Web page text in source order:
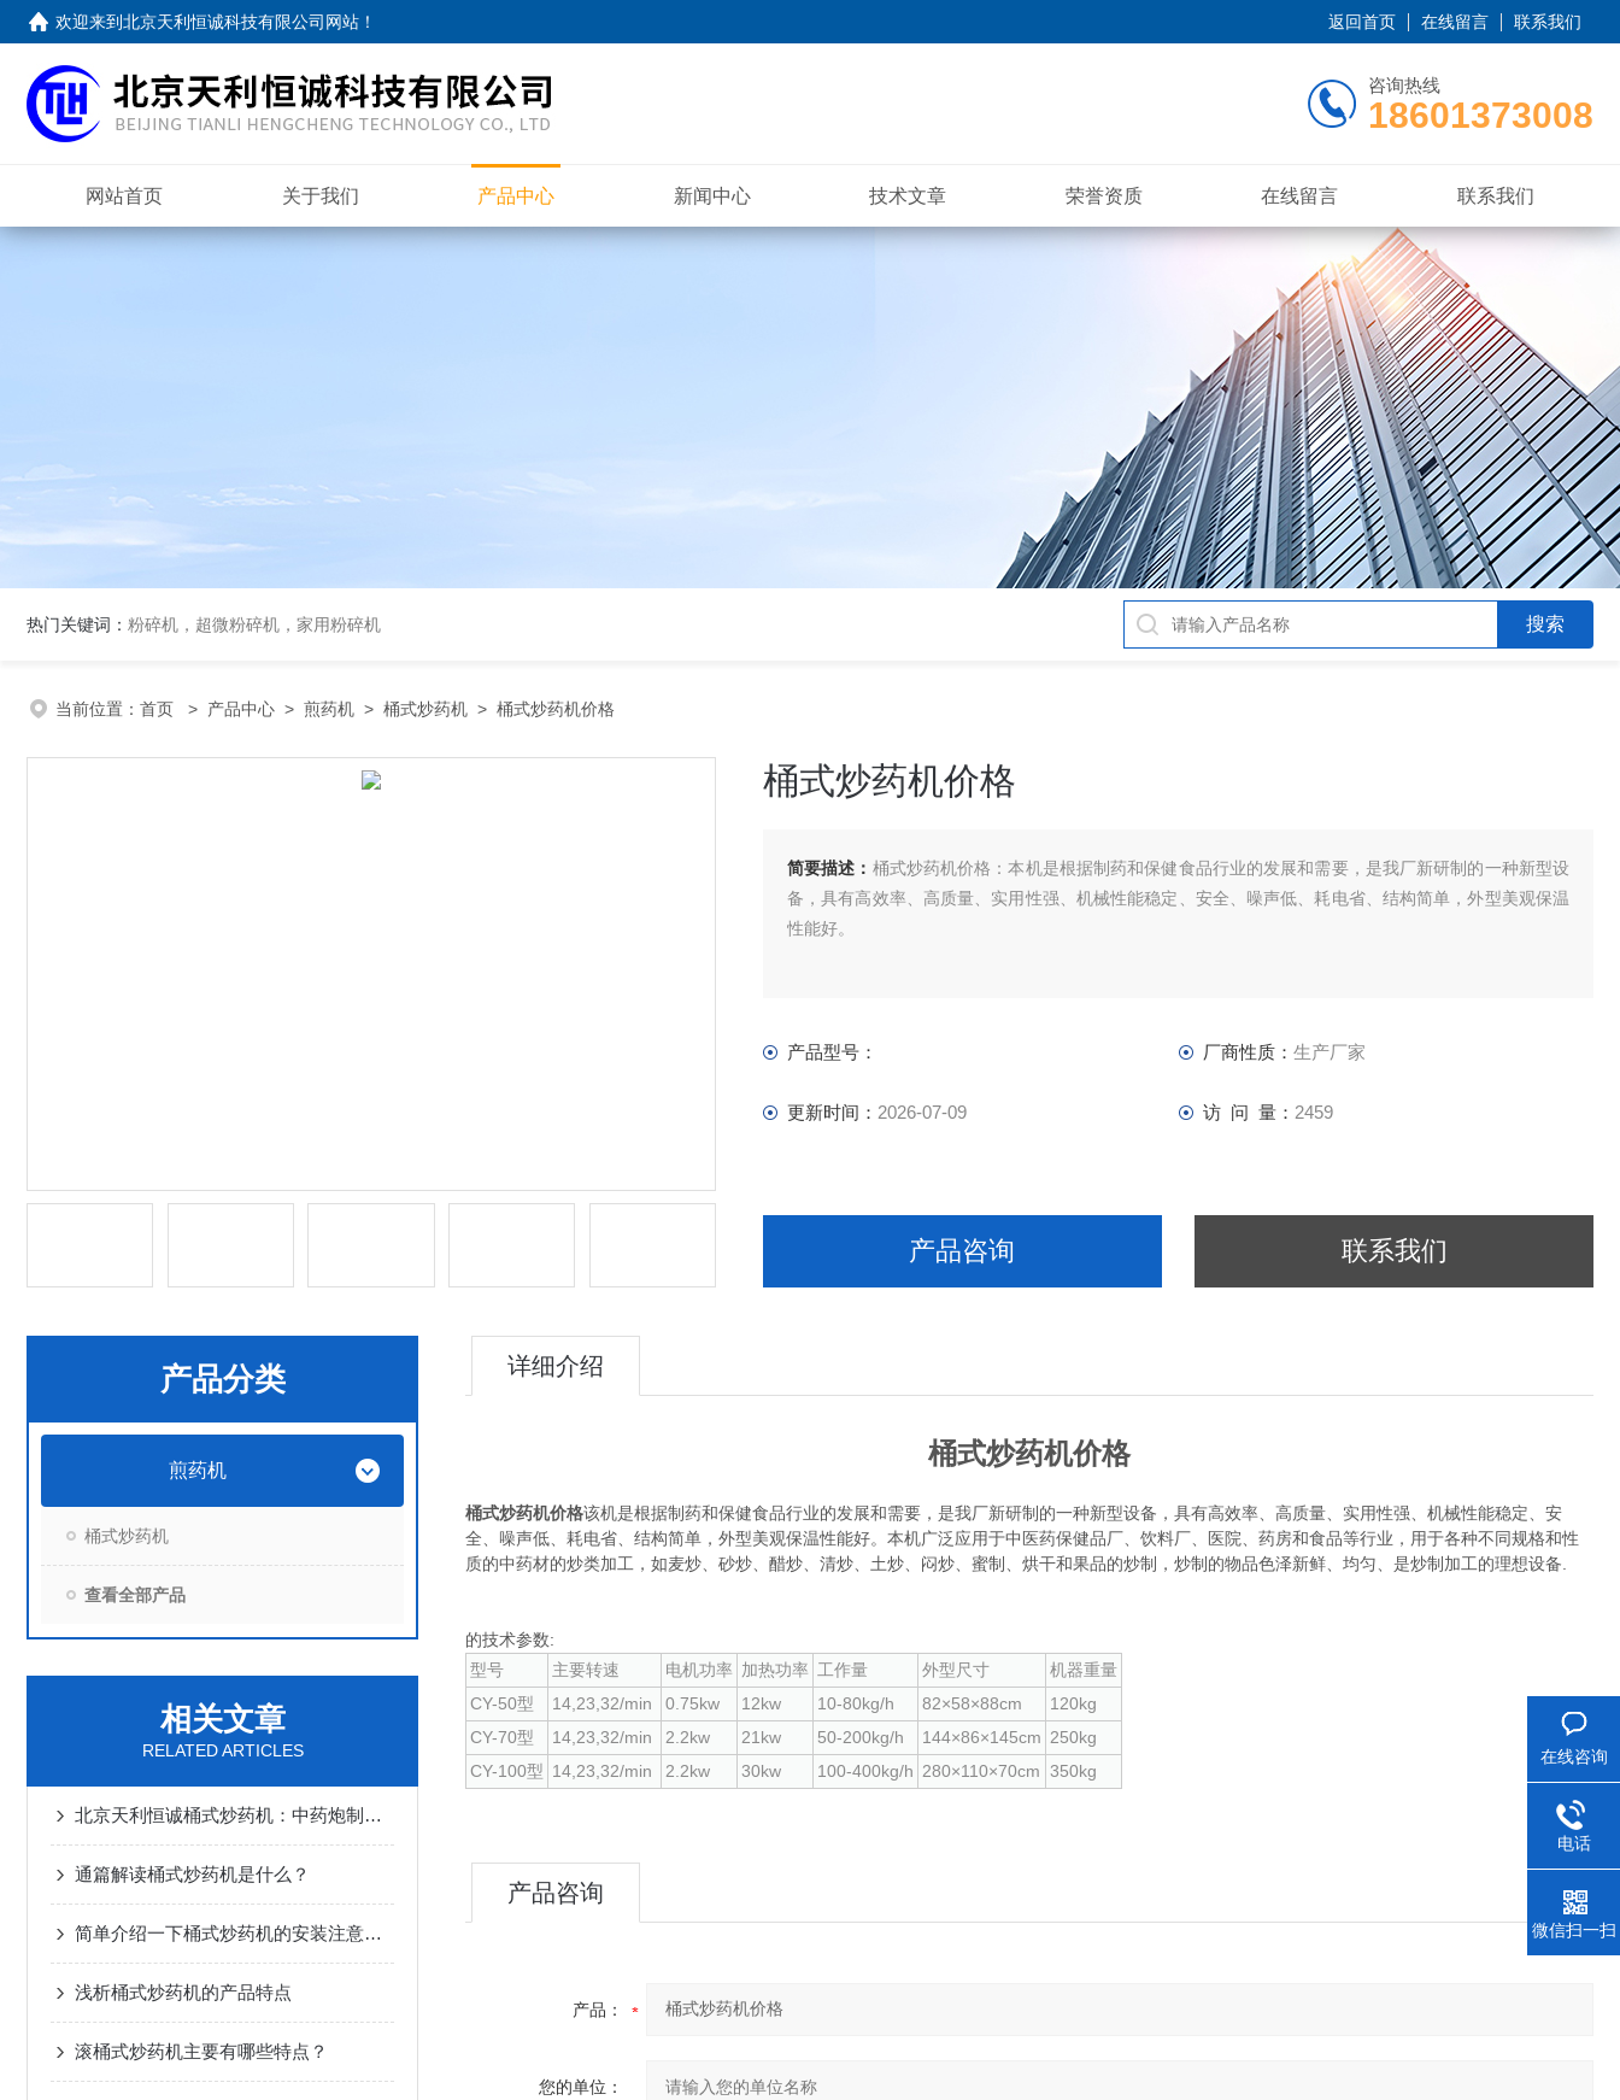
欢迎来到北京天利恒诚科技有限公司网站 ！ 返回首页 在线留言 联系我们
咨询热线
18601373008
网站首页 关于我们 产品中心 新闻中心 技术文章 荣誉资质 在线留言 联系我们
热门关键词： 粉碎机，超微粉碎机，家用粉碎机
当前位置： 首页 > 产品中心 > 煎药机 > 桶式炒药机 > 桶式炒药机价格
桶式炒药机价格
简要描述： 桶式炒药机价格：本机是根据制药和保健食品行业的发展和需要，是我厂新研制的一种新型设
备，具有高效率、高质量、实用性强、机械性能稳定、安全、噪声低、耗电省、结构简单，外型美观保温
性能好。
产品型号： 厂商性质： 生产厂家
更新时间： 2026-07-09 访 问 量： 2459
产品咨询 联系我们
产品分类
煎药机
桶式炒药机
查看全部产品
相关文章
RELATED ARTICLES
北京天利恒诚桶式炒药机：中药炮制的实用设备
通篇解读桶式炒药机是什么？
简单介绍一下桶式炒药机的安装注意事项
浅析桶式炒药机的产品特点
滚桶式炒药机主要有哪些特点？
详细介绍
桶式炒药机价格
桶式炒药机价格该机是根据制药和保健食品行业的发展和需要，是我厂新研制的一种新型设备，具有高效率、高质量、实用性强、机械性能稳定、安
全、噪声低、耗电省、结构简单，外型美观保温性能好。本机广泛应用于中医药保健品厂、饮料厂、医院、药房和食品等行业，用于各种不同规格和性
质的中药材的炒类加工，如麦炒、砂炒、醋炒、清炒、土炒、闷炒、蜜制、烘干和果品的炒制，炒制的物品色泽新鲜、均匀、是炒制加工的理想设备.
的技术参数:
型号
主要转速 电机功率 加热功率 工作量 外型尺寸
机器重量
CY-50型
14,23,32/min 0.75kw 12kw 10-80kg/h 82×58×88cm
120kg
CY-70型
14,23,32/min 2.2kw 21kw 50-200kg/h 144×86×145cm 250kg
CY-100型 14,23,32/min 2.2kw 30kw 100-400kg/h 280×110×70cm 350kg
产品咨询
产品：
您的单位：
在线咨询
电话
微信扫一扫